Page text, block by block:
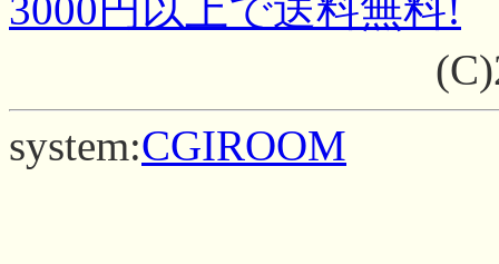
system:CGIROOM